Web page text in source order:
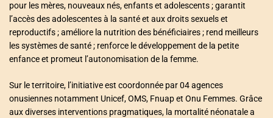
pour les mères, nouveaux nés, enfants et adolescents ; garantit
l’accès des adolescentes à la santé et aux droits sexuels et
reproductifs ; améliore la nutrition des bénéficiaires ; rend meilleurs
les systèmes de santé ; renforce le développement de la petite
enfance et promeut l’autonomisation de la femme.
Sur le territoire, l’initiative est coordonnée par 04 agences
onusiennes notamment Unicef, OMS, Fnuap et Onu Femmes. Grâce
aux diverses interventions pragmatiques, la mortalité néonatale a